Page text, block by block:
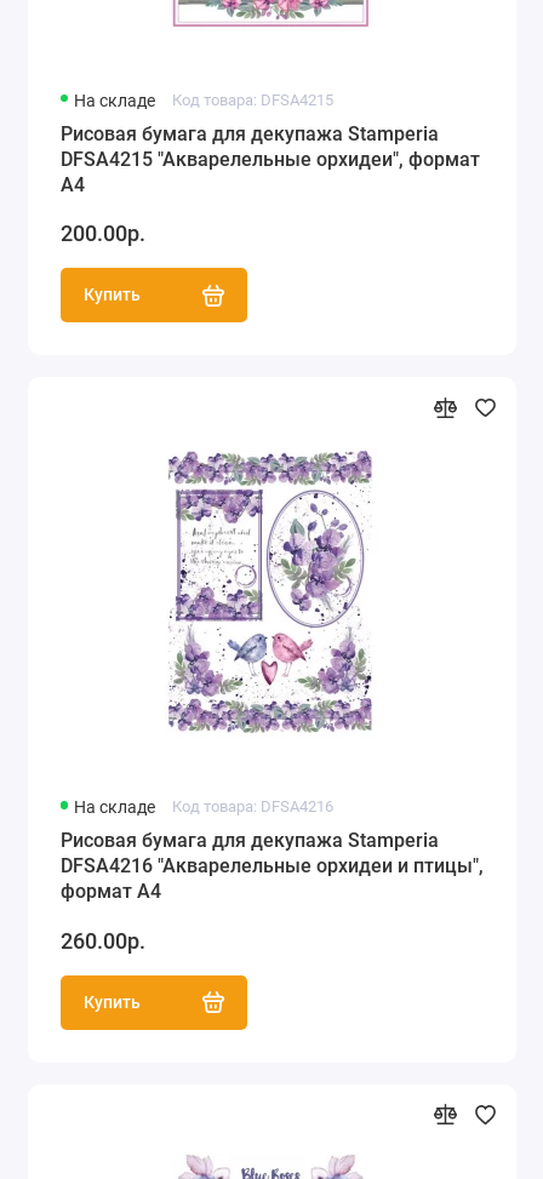
На складе Код товара: DFSA4215
Рисовая бумага для декупажа Stamperia
DFSA4215 "Акварелельные орхидеи", формат
А4
200.00р.
Купить
На складе Код товара: DFSA4216
Рисовая бумага для декупажа Stamperia
DFSA4216 "Акварелельные орхидеи и птицы",
формат А4
260.00р.
Купить